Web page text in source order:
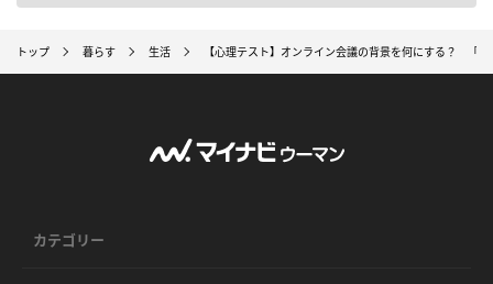
トップ 暮らす 生活 【心理テスト】オンライン会議の背景を何にする？ 「
カテゴリー